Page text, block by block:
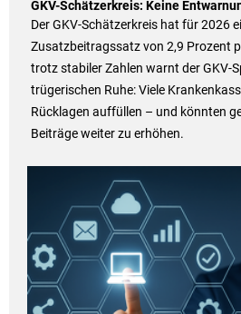
GKV-Schätzerkreis: Keine
Der GKV-Schätzerkreis hat für 2026
Zusatzbeitragssatz von 2,9 Prozent
trotz stabiler Zahlen warnt der GKV-
trügerischen Ruhe: Viele
Rücklagen auffüllen – und könnten
Beiträge weiter zu erhöhen.